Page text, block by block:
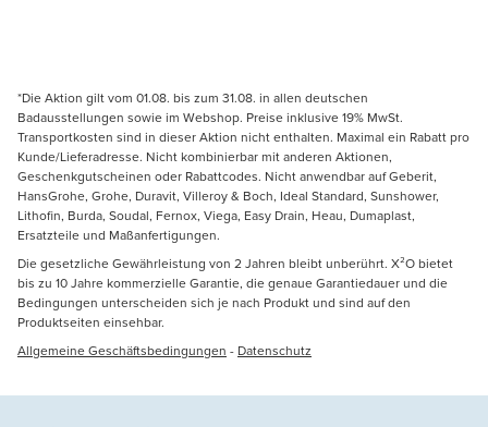
*Die Aktion gilt vom 01.08. bis zum 31.08. in allen deutschen
Badausstellungen sowie im Webshop. Preise inklusive 19% MwSt.
Transportkosten sind in dieser Aktion nicht enthalten. Maximal ein Rabatt pro
Kunde/Lieferadresse. Nicht kombinierbar mit anderen Aktionen,
Geschenkgutscheinen oder Rabattcodes. Nicht anwendbar auf Geberit,
HansGrohe, Grohe, Duravit, Villeroy & Boch, Ideal Standard, Sunshower,
Lithofin, Burda, Soudal, Fernox, Viega, Easy Drain, Heau, Dumaplast,
Ersatzteile und Maßanfertigungen.
Die gesetzliche Gewährleistung von 2 Jahren bleibt unberührt. X²O bietet
bis zu 10 Jahre kommerzielle Garantie, die genaue Garantiedauer und die
Bedingungen unterscheiden sich je nach Produkt und sind auf den
Produktseiten einsehbar.
Allgemeine Geschäftsbedingungen - Datenschutz